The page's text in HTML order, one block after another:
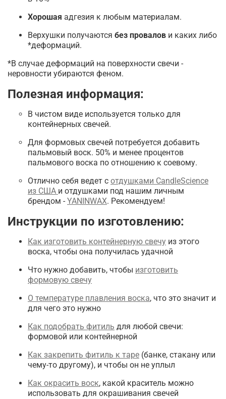
Хорошая адгезия к любым материалам.
Верхушки получаются без провалов и каких либо
*деформаций.
*В случае деформаций на поверхности свечи -
неровности убираются феном.
Полезная информация:
В чистом виде используется только для
контейнерных свечей.
Для формовых свечей потребуется добавить
пальмовый воск. 50% и менее процентов
пальмового воска по отношению к соевому.
Отлично себя ведет с отдушками CandleScience
из США и отдушками под нашим личным
брендом - YANINWAX. Рекомендуем!
Инструкции по изготовлению:
Как изготовить контейнерную свечу из этого
воска, чтобы она получилась удачной
Что нужно добавить, чтобы изготовить
формовую свечу
О температуре плавления воска, что это значит и
для чего это нужно
Как подобрать фитиль для любой свечи:
формовой или контейнерной
Как закрепить фитиль к таре (банке, стакану или
чему-то другому), и чтобы он не уплыл
Как окрасить воск, какой краситель можно
использовать для окрашивания свечей